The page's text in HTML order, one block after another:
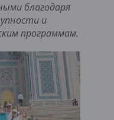
благодаря
и
программам.